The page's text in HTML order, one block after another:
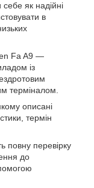
як надійні
в
Fa A9 —
із
терміналом.
описані
термін
повну перевірку
до